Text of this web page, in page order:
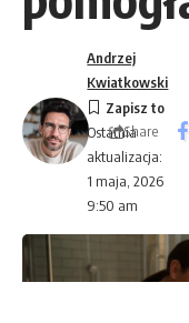
Ostatnia
aktualizacja:
1 maja, 2026
9:50 am
Andrzej
Kwiatkowski
Share